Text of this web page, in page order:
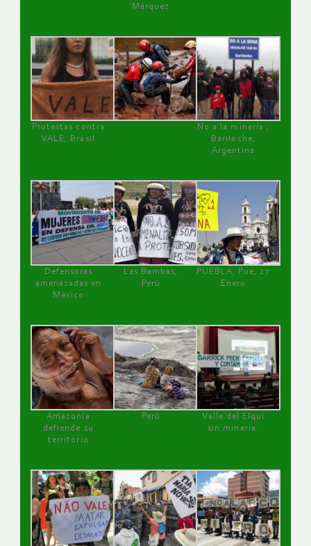
Márquez
Protestas contra
VALE, Brasil
No a la minería ,
Bariloche,
Argentina
Defensoras
amenazadas en
México
Las Bambas,
Perú
PUEBLA, Pue, 27
Enero
Amazonía
defiende su
territorio
Perú
Valle del Elqui
sin minería.